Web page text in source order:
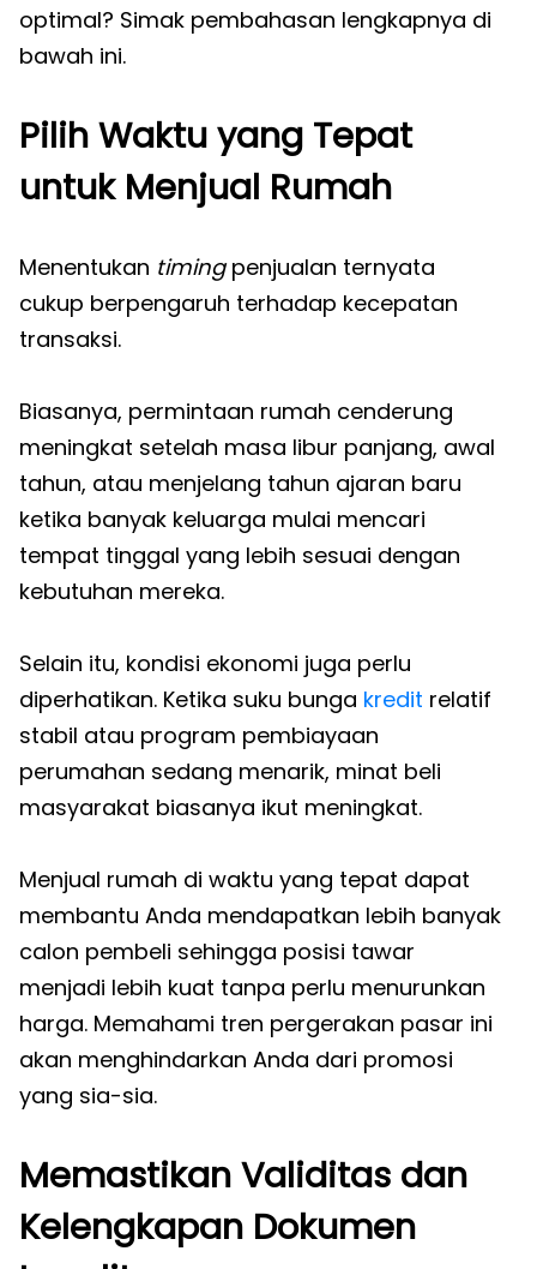
optimal? Simak pembahasan lengkapnya di
bawah ini.
Pilih Waktu yang Tepat
untuk Menjual Rumah
Menentukan timingpenjualan ternyata
cukup berpengaruh terhadap kecepatan
transaksi.
Biasanya, permintaan rumah cenderung
meningkat setelah masa libur panjang, awal
tahun, atau menjelang tahun ajaran baru
ketika banyak keluarga mulai mencari
tempat tinggal yang lebih sesuai dengan
kebutuhan mereka.
Selain itu, kondisi ekonomi juga perlu
diperhatikan. Ketika suku bunga kredit relatif
stabil atau program pembiayaan
perumahan sedang menarik, minat beli
masyarakat biasanya ikut meningkat.
Menjual rumah di waktu yang tepat dapat
membantu Anda mendapatkan lebih banyak
calon pembeli sehingga posisi tawar
menjadi lebih kuat tanpa perlu menurunkan
harga. Memahami tren pergerakan pasar ini
akan menghindarkan Anda dari promosi
yang sia-sia.
Memastikan Validitas dan
Kelengkapan Dokumen